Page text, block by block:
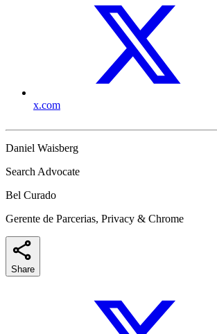
x.com
Daniel Waisberg
Search Advocate
Bel Curado
Gerente de Parcerias, Privacy & Chrome
Share